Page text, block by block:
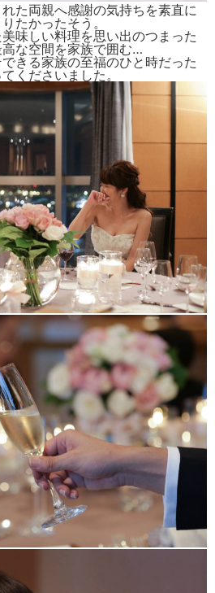
た両親へ感謝の気持ちを素直に
りたかったそう。
味しい料理を思い出のつまった
な空間を家族で囲む…
きる家族の至福のひと時だった
くださいました。